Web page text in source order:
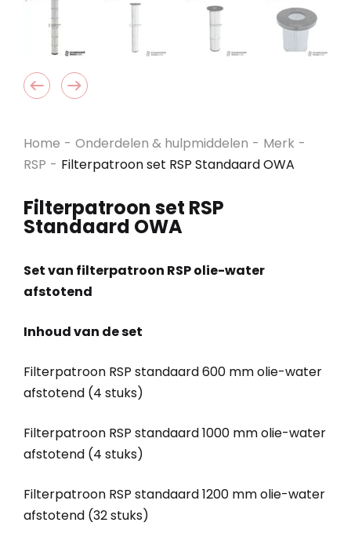
Home - Onderdelen & hulpmiddelen - Merk -
RSP - Filterpatroon set RSP Standaard OWA
Filterpatroon set RSP
Standaard OWA
Set van filterpatroon RSP olie-water
afstotend
Inhoud van de set
Filterpatroon RSP standaard 600 mm olie-water
afstotend (4 stuks)
Filterpatroon RSP standaard 1000 mm olie-water
afstotend (4 stuks)
Filterpatroon RSP standaard 1200 mm olie-water
afstotend (32 stuks)